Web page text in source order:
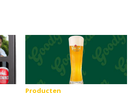
Producten